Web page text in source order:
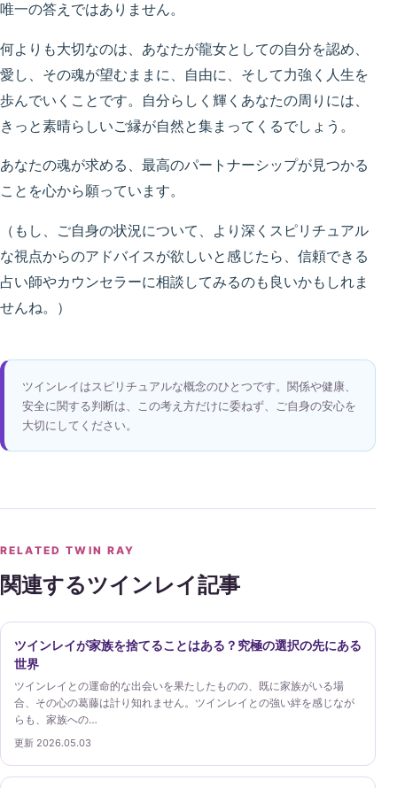
唯一の答えではありません。
何よりも大切なのは、あなたが龍女としての自分を認め、
愛し、その魂が望むままに、自由に、そして力強く人生を
歩んでいくことです。自分らしく輝くあなたの周りには、
きっと素晴らしいご縁が自然と集まってくるでしょう。
あなたの魂が求める、最高のパートナーシップが見つかる
ことを心から願っています。
（もし、ご自身の状況について、より深くスピリチュアル
な視点からのアドバイスが欲しいと感じたら、信頼できる
占い師やカウンセラーに相談してみるのも良いかもしれま
せんね。）
ツインレイはスピリチュアルな概念のひとつです。関係や健康、
安全に関する判断は、この考え方だけに委ねず、ご自身の安心を
大切にしてください。
RELATED TWIN RAY
関連するツインレイ記事
ツインレイが家族を捨てることはある？究極の選択の先にある
世界
ツインレイとの運命的な出会いを果たしたものの、既に家族がいる場
合、その心の葛藤は計り知れません。ツインレイとの強い絆を感じなが
らも、家族への…
更新 2026.05.03